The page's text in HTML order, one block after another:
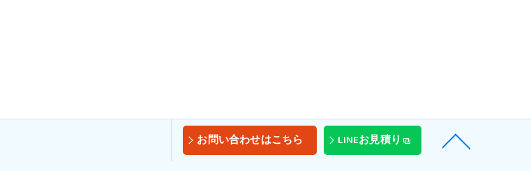
お問い合わせはこちら LINEお見積り